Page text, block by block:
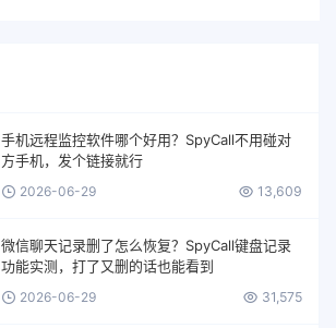
手机远程监控软件哪个好用？SpyCall不用碰对
方手机，发个链接就行
2026-06-29 13,609
微信聊天记录删了怎么恢复？SpyCall键盘记录
功能实测，打了又删的话也能看到
2026-06-29 31,575